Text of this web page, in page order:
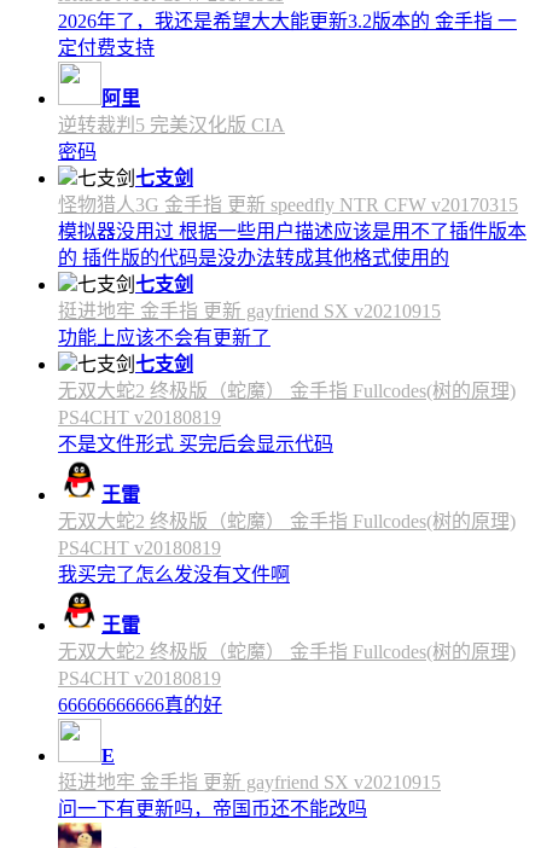
2026年了，我还是希望大大能更新3.2版本的 金手指 一
定付费支持
阿里
逆转裁判5 完美汉化版 CIA
密码
七支剑
怪物猎人3G 金手指 更新 speedfly NTR CFW v20170315
模拟器没用过 根据一些用户描述应该是用不了插件版本
的 插件版的代码是没办法转成其他格式使用的
七支剑
挺进地牢 金手指 更新 gayfriend SX v20210915
功能上应该不会有更新了
七支剑
无双大蛇2 终极版（蛇魔） 金手指 Fullcodes(树的原理)
PS4CHT v20180819
不是文件形式 买完后会显示代码
王雷
无双大蛇2 终极版（蛇魔） 金手指 Fullcodes(树的原理)
PS4CHT v20180819
我买完了怎么发没有文件啊
王雷
无双大蛇2 终极版（蛇魔） 金手指 Fullcodes(树的原理)
PS4CHT v20180819
66666666666真的好
E
挺进地牢 金手指 更新 gayfriend SX v20210915
问一下有更新吗，帝国币还不能改吗